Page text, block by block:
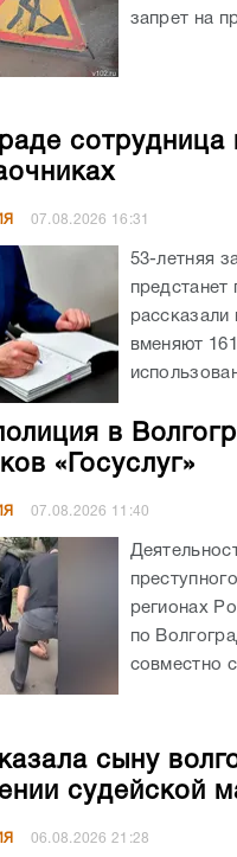
запрет на
07.08.2026 16:31
53-летняя
рассказали
вменяют
в
«Госуслуг»
07.08.2026 11:40
регионах
по
совместно
сыну
судейской
06.08.202621:28